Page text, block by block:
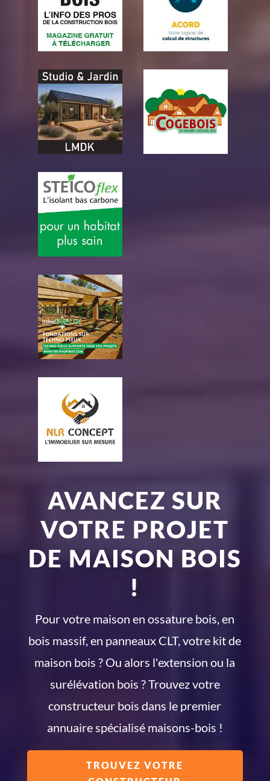
AVANCEZ SUR
VOTRE PROJET
DE MAISON BOIS
!
Pour votre maison en ossature bois, en
bois massif, en panneaux CLT, votre kit de
maison bois ? Ou alors l'extension ou la
surélévation bois ? Trouvez votre
constructeur bois dans le premier
annuaire spécialisé maisons-bois !
TROUVEZ VOTRE